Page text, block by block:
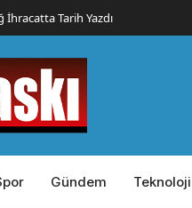
Taşındı
Gündem Teknoloji